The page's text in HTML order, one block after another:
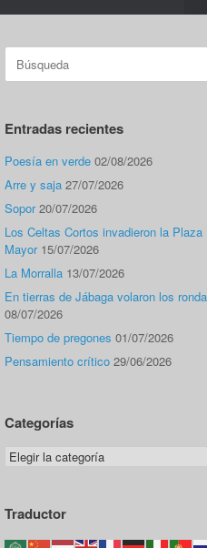
Buscar:
Entradas recientes
Poesía en verde 02/08/2026
Arre y saja 27/07/2026
Sopor 20/07/2026
Los Celtas Cortos invadieron la Plaza
Mayor 15/07/2026
La Morralla 13/07/2026
En tierras de Jábaga volaron los
08/07/2026
Tiempo de pregones 01/07/2026
Pensamiento crítico 29/06/2026
Categorías
Categorías
Traductor